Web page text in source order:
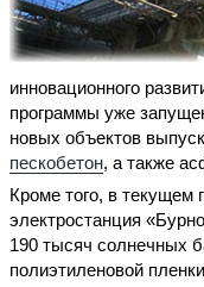
инновационного
программы уже
новых объектов
пескобетон, а также
Кроме того, в текущем
электростанция
190 тысяч солнечных
полиэтиленовой